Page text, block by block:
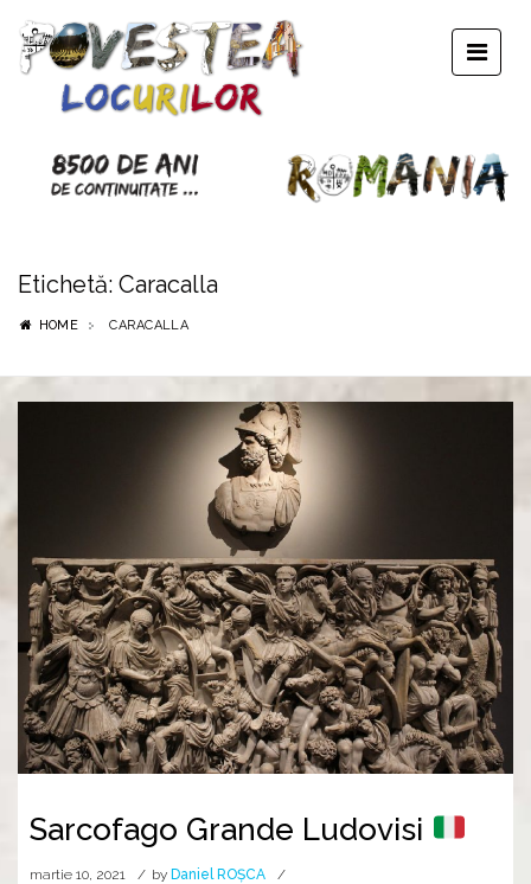
Etichetă: Caracalla
HOME CARACALLA
Sarcofago Grande Ludovisi
martie 10, 2021 by Daniel ROȘCA